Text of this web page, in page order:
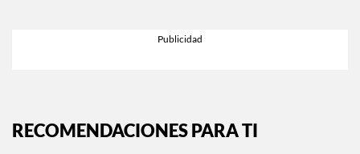
RECOMENDACIONES PARA TI